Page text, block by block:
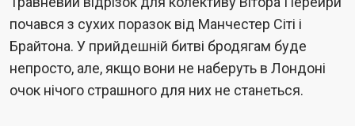
почався з сухих поразок від Манчестер Сіті і
Брайтона. У прийдешній битві бродягам буде
непросто, але, якщо вони не наберуть в Лондоні
очок нічого страшного для них не станеться.